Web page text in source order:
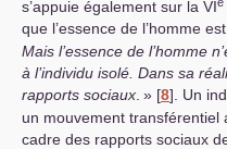
s’appuie également sur la VI
que l’essence de l’homme
Mais l’essence de l’homme
à l’individu isolé. Dans sa
rapports sociaux » [8] . Un
un mouvement transférentiel
cadre des rapports sociaux